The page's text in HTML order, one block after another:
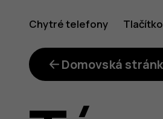
Jak
Chytré telefony
Domovská